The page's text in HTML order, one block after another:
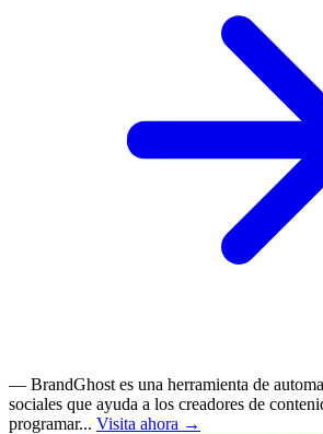
— BrandGhost es una herramienta de
sociales que ayuda a los creadores de
programar... Visita ahora →